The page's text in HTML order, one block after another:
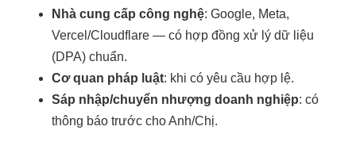
Nhà cung cấp công nghệ: Google, Meta,
Vercel/Cloudflare — có hợp đồng xử lý dữ liệu
(DPA) chuẩn.
Cơ quan pháp luật: khi có yêu cầu hợp lệ.
Sáp nhập/chuyển nhượng doanh nghiệp: có
thông báo trước cho Anh/Chị.